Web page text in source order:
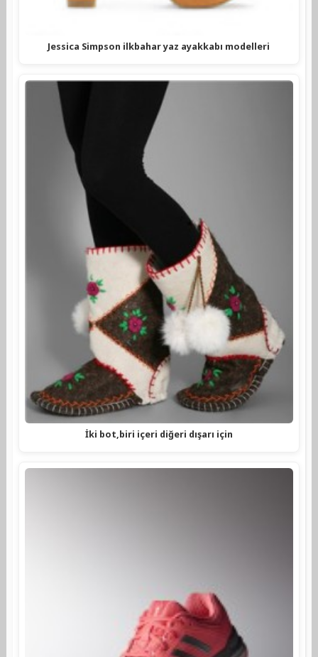
Jessica Simpson ilkbahar yaz ayakkabı modelleri
İki bot,biri içeri diğeri dışarı için